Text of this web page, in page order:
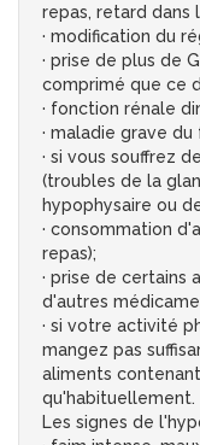
repas, retard dans
· modification du
· prise de plus de
comprimé que ce
· fonction rénale
· maladie grave du
· si vous souffrez
(troubles de la
hypophysaire ou
· consommation
repas);
· prise de certains
d'autres
· si votre activité
mangez pas
aliments
qu'habituellement.
Les signes de